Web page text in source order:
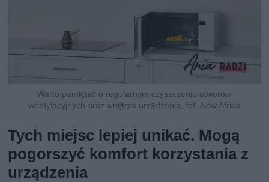
Warto pamiętać o regularnym czyszczeniu otworów
wentylacyjnych oraz wnętrza urządzenia, fot. New Africa
Tych miejsc lepiej unikać. Mogą
pogorszyć komfort korzystania z
urządzenia